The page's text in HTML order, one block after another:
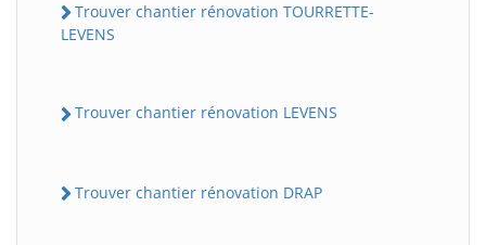
Trouver chantier rénovation TOURRETTE-
LEVENS
Trouver chantier rénovation LEVENS
Trouver chantier rénovation DRAP